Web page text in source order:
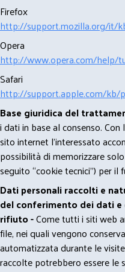
Firefox
http://support.mozilla.org/it/
Opera
http://www.opera.com/help/
Safari
http://support.apple.com/kb/
Base giuridica del
i dati in base al consenso.
sito internet l’interessato
possibilità di memorizzare
seguito “cookie tecnici”) per
Dati personali raccolti e
del conferimento dei dati e
rifiuto -Come tutti i siti web
file, nei quali vengono
automatizzata durante le
raccolte potrebbero essere le